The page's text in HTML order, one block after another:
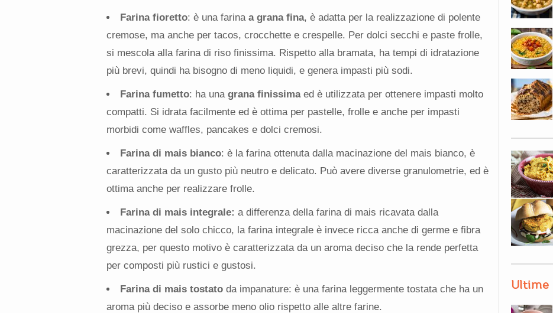
Farina fioretto: è una farina a grana fina, è adatta per la realizzazione di polente
cremose, ma anche per tacos, crocchette e crespelle. Per dolci secchi e paste frolle,
si mescola alla farina di riso finissima. Rispetto alla bramata, ha tempi di idratazione
più brevi, quindi ha bisogno di meno liquidi, e genera impasti più sodi.
Farina fumetto: ha una grana finissimaed è utilizzata per ottenere impasti molto
compatti. Si idrata facilmente ed è ottima per pastelle, frolle e anche per impasti
morbidi come waffles, pancakes e dolci cremosi.
Farina di mais bianco: è la farina ottenuta dalla macinazione del mais bianco, è
caratterizzata da un gusto più neutro e delicato. Può avere diverse granulometrie, ed è
ottima anche per realizzare frolle.
Farina di mais integrale: a differenza della farina di mais ricavata dalla
macinazione del solo chicco, la farina integrale è invece ricca anche di germe e fibra
grezza, per questo motivo è caratterizzata da un aroma deciso che la rende perfetta
per composti più rustici e gustosi.
Farina di mais tostatoda impanature: è una farina leggermente tostata che ha un
aroma più deciso e assorbe meno olio rispetto alle altre farine.